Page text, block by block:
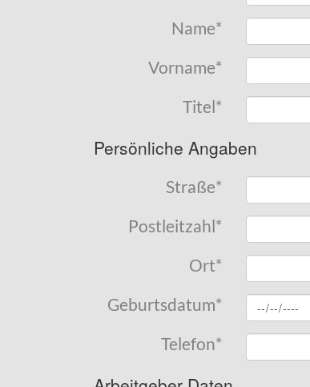
Name*
Vorname*
Titel*
Persönliche Angaben
Straße*
Postleitzahl*
Ort*
Geburtsdatum*
Telefon*